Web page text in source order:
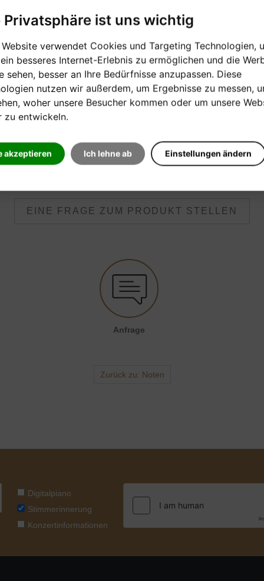
Privatsphäre ist uns wichtig
Website verwendet Cookies und Targeting Technologien,
besseres Internet-Erlebnis zu ermöglichen und die
sehen, besser an Ihre Bedürfnisse anzupassen. Diese
nutzen wir außerdem, um Ergebnisse zu messen,
woher unsere Besucher kommen oder um unsere
zu entwickeln.
akzeptieren Ich lehne ab Einstellungen ändern
Theoreiunterlagen zur 1. Übertrittsprüfung
Verkaufspreis:
21,90 €
EINE FRAGE ZUM PRODUKT STELLEN
Anfrage
Zurück zu: Noten
Digitalpiano
Stimmerinnerung
Konzertinformationen